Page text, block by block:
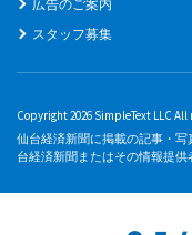
広告のご案内
スタッフ募集
Copyright 2026 SimpleText LLC
仙台経済新聞に掲載の記事・
台経済新聞またはその情報提供